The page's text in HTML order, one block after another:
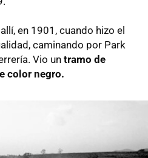
en 1901, cuando hizo el
caminando por Park
Vio untramo de
color negro.